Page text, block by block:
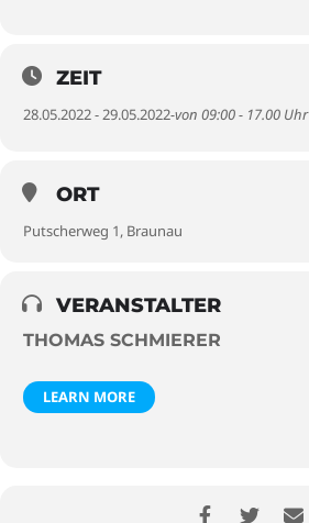
ZEIT
28.05.2022 - 29.05.2022-von 09:00 - 17.00 Uhr
ORT
Putscherweg 1, Braunau
VERANSTALTER
THOMAS SCHMIERER
LEARN MORE